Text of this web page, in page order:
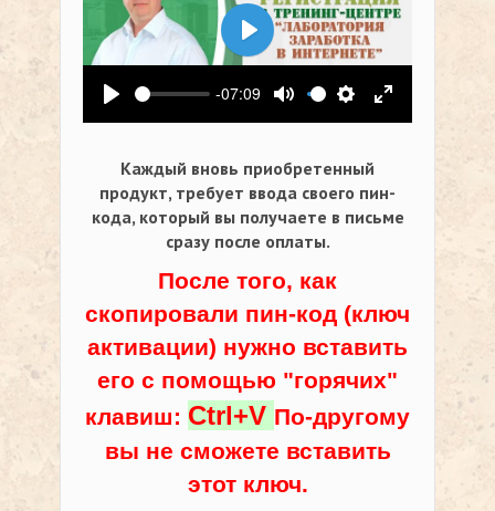
Воспроизвести
-07:09
Выключить звук
Настройки
На весь
Воспроизвести
Каждый вновь приобретенный
продукт, требует ввода своего пин-
кода, который вы получаете в письме
сразу после оплаты.
После того, как
скопировали пин-код (ключ
активации) нужно вставить
его с помощью "горячих"
клавиш: Ctrl+V По-другому
вы не сможете вставить
этот ключ.